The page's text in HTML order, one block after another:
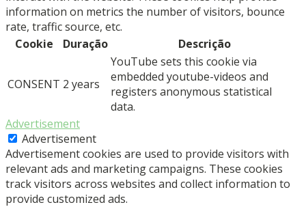
information on metrics the number of visitors, bounce
rate, traffic source, etc.
Cookie
Duração Descrição
CONSENT 2 years
YouTube sets this cookie via
embedded youtube-videos and
registers anonymous statistical
data.
Advertisement
Advertisement
Advertisement cookies are used to provide visitors with
relevant ads and marketing campaigns. These cookies
track visitors across websites and collect information to
provide customized ads.